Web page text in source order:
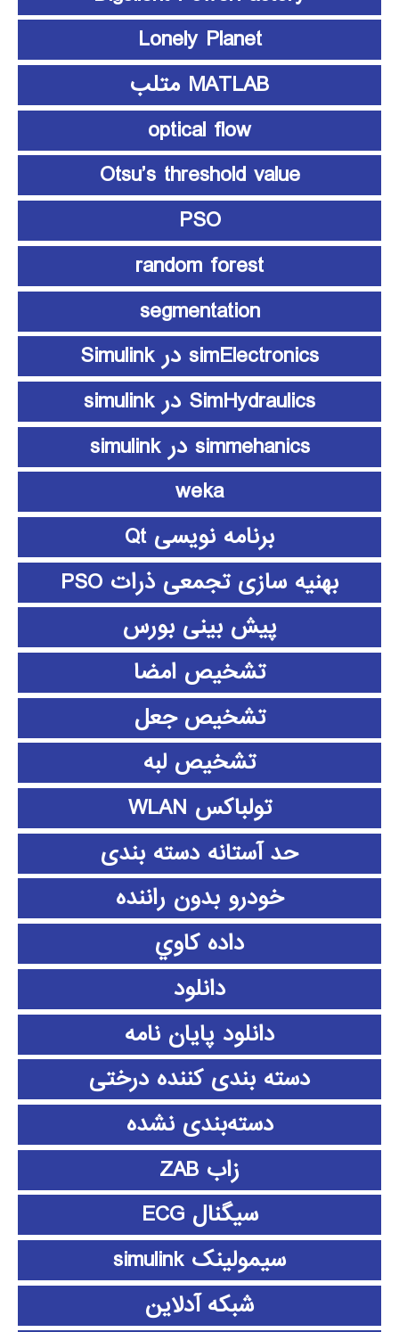
Lonely Planet
MATLAB متلب
optical flow
Otsu’s threshold value
PSO
random forest
segmentation
simElectronics در Simulink
SimHydraulics در simulink
simmehanics در simulink
weka
برنامه نویسی Qt
بهنیه سازی تجمعی ذرات PSO
پیش بینی بورس
تشخیص امضا
تشخیص جعل
تشخیص لبه
تولباکس WLAN
حد آستانه دسته بندی
خودرو بدون راننده
داده كاوي
دانلود
دانلود پايان نامه
دسته بندی کننده درختی
دسته‌بندی نشده
زاب ZAB
سیگنال ECG
سیمولینک simulink
شبکه آدلاین